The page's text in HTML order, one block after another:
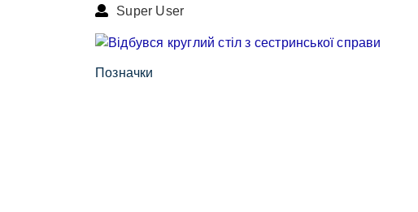
Super User
Позначки